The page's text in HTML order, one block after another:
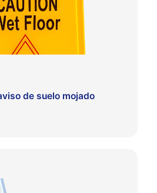
de suelo mojado